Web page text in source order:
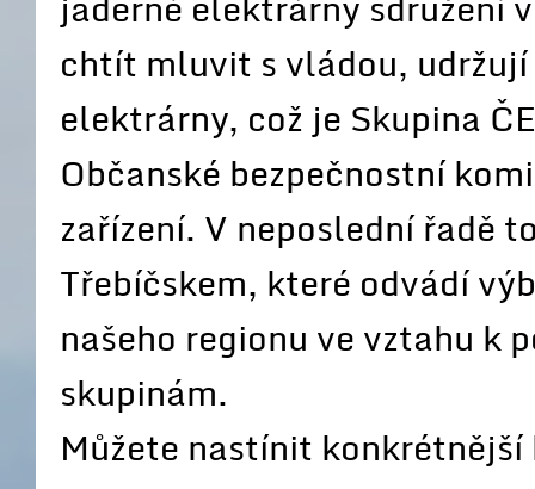
chtít mluvit s vládou,
elektrárny, což je Skupina
Občanské bezpečnostní
zařízení. V neposlední řadě
Třebíčskem, které odvádí
našeho regionu ve vztahu
skupinám.
Můžete nastínit